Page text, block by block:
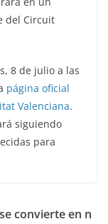
del Circuit
8 de julio a las
página oficial
Valenciana.
siguiendo
para
convierte en n